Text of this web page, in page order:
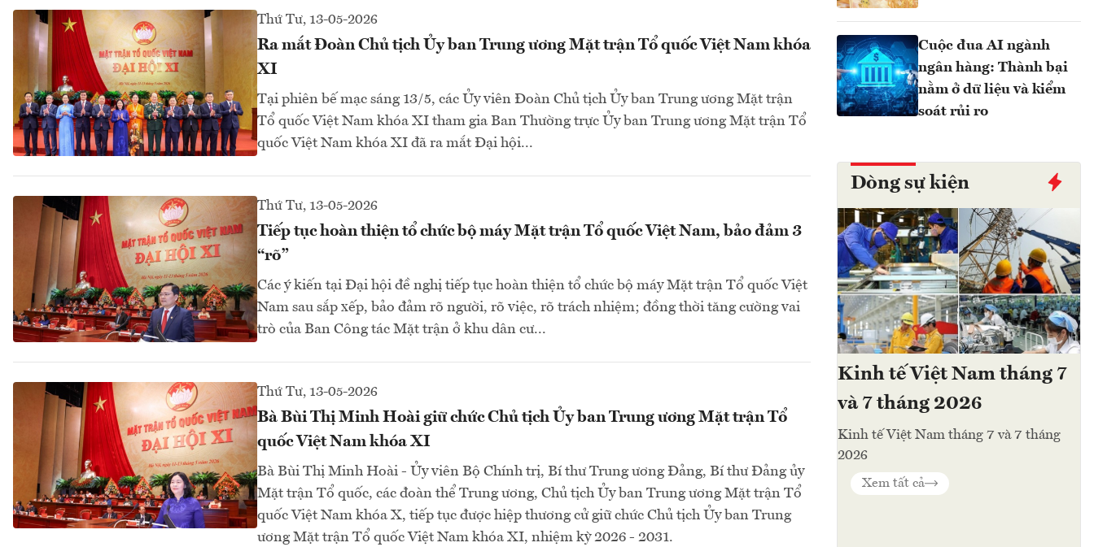
Thứ Tư, 13-05-2026
Ra mắt Đoàn Chủ tịch Ủy ban Trung ương Mặt trận Tổ quốc Việt Nam khóa
XI
Tại phiên bế mạc sáng 13/5, các Ủy viên Đoàn Chủ tịch Ủy ban Trung ương Mặt trận
Tổ quốc Việt Nam khóa XI tham gia Ban Thường trực Ủy ban Trung ương Mặt trận Tổ
quốc Việt Nam khóa XI đã ra mắt Đại hội...
Thứ Tư, 13-05-2026
Tiếp tục hoàn thiện tổ chức bộ máy Mặt trận Tổ quốc Việt Nam, bảo đảm 3
“rõ”
Các ý kiến tại Đại hội đề nghị tiếp tục hoàn thiện tổ chức bộ máy Mặt trận Tổ quốc Việt
Nam sau sắp xếp, bảo đảm rõ người, rõ việc, rõ trách nhiệm; đồng thời tăng cường vai
trò của Ban Công tác Mặt trận ở khu dân cư...
Thứ Tư, 13-05-2026
Bà Bùi Thị Minh Hoài giữ chức Chủ tịch Ủy ban Trung ương Mặt trận Tổ
quốc Việt Nam khóa XI
Bà Bùi Thị Minh Hoài - Ủy viên Bộ Chính trị, Bí thư Trung ương Đảng, Bí thư Đảng ủy
Mặt trận Tổ quốc, các đoàn thể Trung ương, Chủ tịch Ủy ban Trung ương Mặt trận Tổ
quốc Việt Nam khóa X, tiếp tục được hiệp thương cử giữ chức Chủ tịch Ủy ban Trung
ương Mặt trận Tổ quốc Việt Nam khóa XI, nhiệm kỳ 2026 - 2031.
Cuộc đua AI ngành
ngân hàng: Thành bại
nằm ở dữ liệu và kiểm
soát rủi ro
Dòng sự kiện
Kinh tế Việt Nam tháng 7
và 7 tháng 2026
Kinh tế Việt Nam tháng 7 và 7 tháng
2026
Xem tất cả